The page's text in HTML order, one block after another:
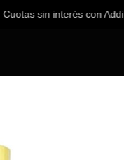
sin interés con Addi,